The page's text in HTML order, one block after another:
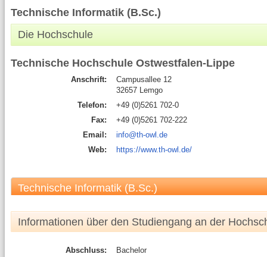
Technische Informatik (B.Sc.)
Die Hochschule
Technische Hochschule Ostwestfalen-Lippe
Anschrift:
Campusallee 12
32657 Lemgo
Telefon:
+49 (0)5261 702-0
Fax:
+49 (0)5261 702-222
Email:
info@th-owl.de
Web:
https://www.th-owl.de/
Technische Informatik (B.Sc.)
Informationen über den Studiengang an der
Abschluss:
Bachelor